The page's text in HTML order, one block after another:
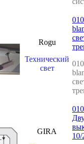
Rogu
Технический
свет
GIRA
10/